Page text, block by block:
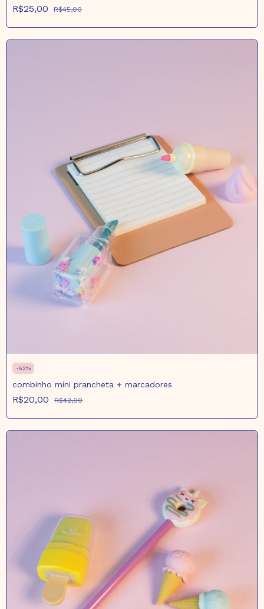
R$25,00 R$45,00
-52%
combinho mini prancheta + marcadores
R$20,00 R$42,00